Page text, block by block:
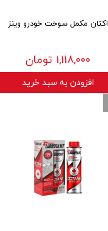
اکتان مکمل سوخت خودرو وینز
۱,۱۱۸,۰۰۰ تومان
افزودن به سبد خرید